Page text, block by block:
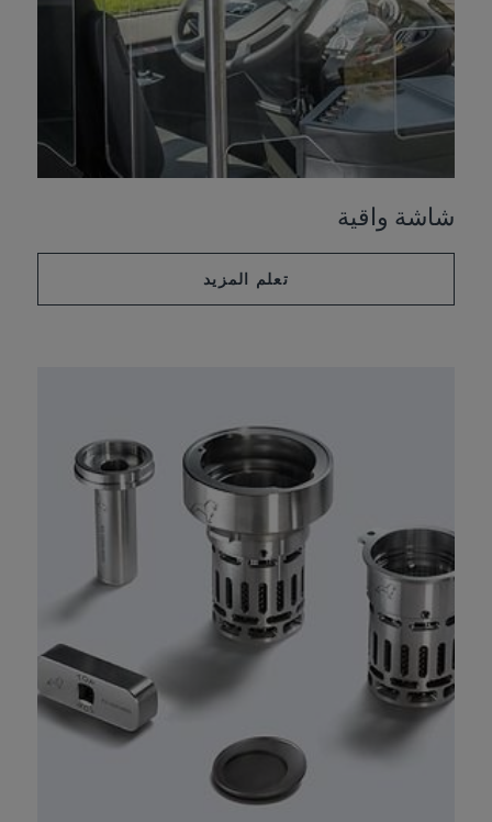
شاشة واقية
تعلم المزيد